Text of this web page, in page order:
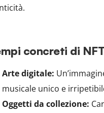
concreti di
Arte digitale:
musicale unico e
Oggetti da collezione: